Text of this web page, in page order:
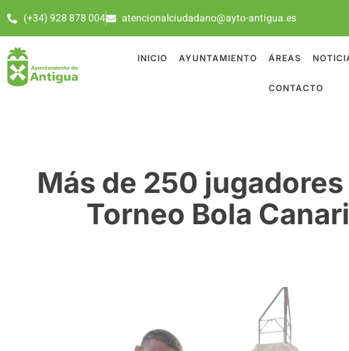
(+34) 928 878 004 atencionalciudadano@ayto-antigua.es
INICIO AYUNTAMIENTO ÁREAS
CONTACTO
Más de 250
Torneo Bola